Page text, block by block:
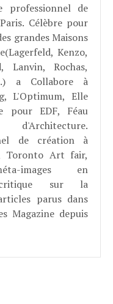
professionnel de
Célèbre pour
grandes Maisons
Kenzo,
Lanvin, Rochas,
a Collabore à
L'Optimum, Elle
pour EDF, Féau
d'Architecture.
de création à
Toronto Art fair,
images en
critique sur la
parus dans
Magazine depuis